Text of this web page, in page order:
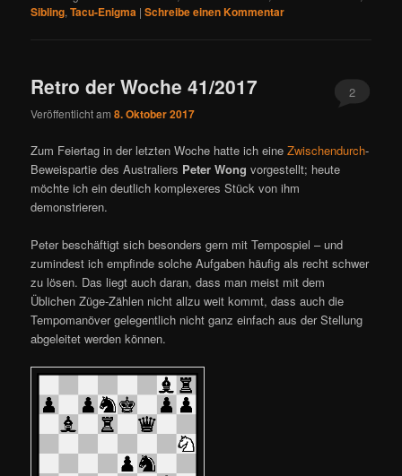
Sibling,Tacu-Enigma |Schreibe einen Kommentar
Retro der Woche 41/2017
Veröffentlicht am8. Oktober 2017
2
Zum Feiertag in der letzten Woche hatte ich eineZwischendurch-
Beweispartie des Australiers Peter Wong vorgestellt; heute
möchte ich ein deutlich komplexeres Stück von ihm
demonstrieren.
Peter beschäftigt sich besonders gern mit Tempospiel – und
zumindest ich empfinde solche Aufgaben häufig als recht schwer
zu lösen. Das liegt auch daran, dass man meist mit dem
Üblichen Züge-Zählen nicht allzu weit kommt, dass auch die
Tempomanöver gelegentlich nicht ganz einfach aus der Stellung
abgeleitet werden können.